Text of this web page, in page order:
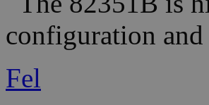
configuration
Fel